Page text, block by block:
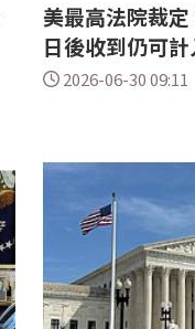
美最高法院裁
日後收到仍可計
2026-06-30 09:11